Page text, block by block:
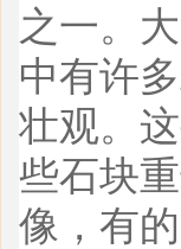
之一。
中有许
壮观。
些石块
像，有